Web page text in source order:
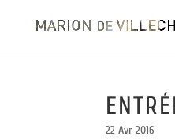
22 Avr 2016